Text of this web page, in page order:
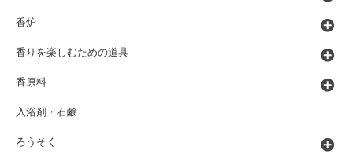
香炉
香りを楽しむための道具
香原料
入浴剤・石鹸
ろうそく